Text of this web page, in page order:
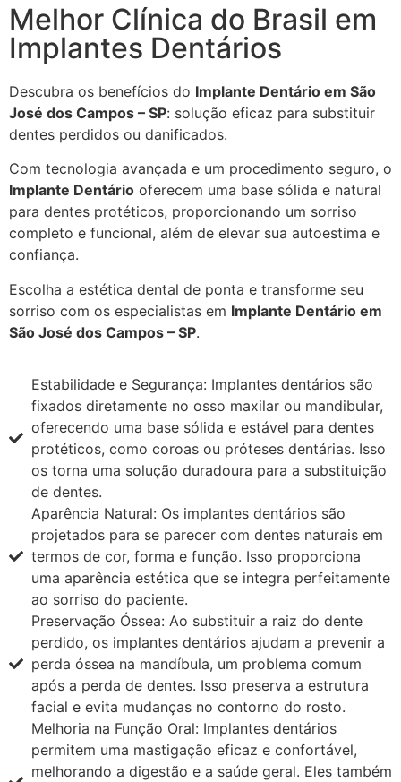
Melhor Clínica do Brasil em
Implantes Dentários
Descubra os benefícios do Implante Dentário em São
José dos Campos – SP: solução eficaz para substituir
dentes perdidos ou danificados.
Com tecnologia avançada e um procedimento seguro, o
Implante Dentário oferecem uma base sólida e natural
para dentes protéticos, proporcionando um sorriso
completo e funcional, além de elevar sua autoestima e
confiança.
Escolha a estética dental de ponta e transforme seu
sorriso com os especialistas em Implante Dentário em
São José dos Campos – SP.
Estabilidade e Segurança: Implantes dentários são
fixados diretamente no osso maxilar ou mandibular,
oferecendo uma base sólida e estável para dentes
protéticos, como coroas ou próteses dentárias. Isso
os torna uma solução duradoura para a substituição
de dentes.
Aparência Natural: Os implantes dentários são
projetados para se parecer com dentes naturais em
termos de cor, forma e função. Isso proporciona
uma aparência estética que se integra perfeitamente
ao sorriso do paciente.
Preservação Óssea: Ao substituir a raiz do dente
perdido, os implantes dentários ajudam a prevenir a
perda óssea na mandíbula, um problema comum
após a perda de dentes. Isso preserva a estrutura
facial e evita mudanças no contorno do rosto.
Melhoria na Função Oral: Implantes dentários
permitem uma mastigação eficaz e confortável,
melhorando a digestão e a saúde geral. Eles também